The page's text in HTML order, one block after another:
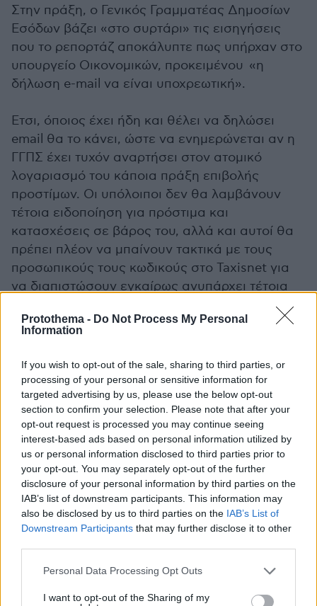
Protothema - Do Not Process My Personal
Information
If you wish to opt-out of the sale, sharing to third parties, or
processing of your personal or sensitive information for
targeted advertising by us, please use the below opt-out
section to confirm your selection. Please note that after your
opt-out request is processed you may continue seeing
interest-based ads based on personal information utilized by
us or personal information disclosed to third parties prior to
your opt-out. You may separately opt-out of the further
disclosure of your personal information by third parties on the
IAB’s list of downstream participants. This information may
also be disclosed by us to third parties on the IAB’s List of
Downstream Participants that may further disclose it to other
Please note that this website/app uses one or more Google
not limited to your visit or usage behaviour. You may click to
Personal Data Processing Opt Outs
I want to opt-out of the Sharing of my
Στην πράξη, ο Γενικός Γραμματέας Δημοσίων
Εσόδων βάζει «στο συρτάρι» τις εισηγήσεις
που το ρεπορτάζ αποκάλυπτε πως υπήρχαν στο
υπουργείο Οικονομικών, προκειμένου «η
δήλωση e-mail να είναι υποχρεωτική».
Ετσι, όποιος έχει ήδη και θέλει να δηλώσει
email θα το κάνει, ώστε να ενημερώνεται αν η
ΓΓΠΣ έχει τυχόν αναρτήσει στον ατομικό
λογαριασμό του κάποια πράξη επιβολής
προστίμων. Οι υπόλοιποι δεν θα λαμβάνουν
τέτοια ειδοποίηση για πρόστιμα και
κατασχέσεις σε βάρος του, αλλά και αυτοί θα
πρέπει πλέον να μπαίνουν τακτικά με τους
προσωπικούς τους κωδικούς στο Taxisnet για
να διαπιστώσουν εγκαίρως ανυπάρχει τέτοια
ανάρτηση για τις οφειλές ή άλλες υποχρεώσεις
τους.
Η ανάγκη να καταστεί υποχρεωτική η δήλωση
email υπαγορευόταν, με βάση την αρχική
εισήγηση, από το γεγονός με την εν λόγω
απόφαση, θα ενεργοποιηθεί το άρθρο 5 του
ν.4174/2013, το οποίο θεσπίζει από φέτος την
«Ηλεκτρονική Κοινοποίηση» των πράξεων της
Φορολογικής Διοίκησης προς τον
Φορολογούμενο. Ο νόμος καθιερώνει την
Ηλεκτρονική Κοινοποίηση ως εναλλακτική
μορφή ειδοποίησης, όπως η θυροκόληση με
του 30ημέρου και του 4μήνου για να πληρώσει
ή να ξεκινήσει η κατάσχεση σε βάρος του.